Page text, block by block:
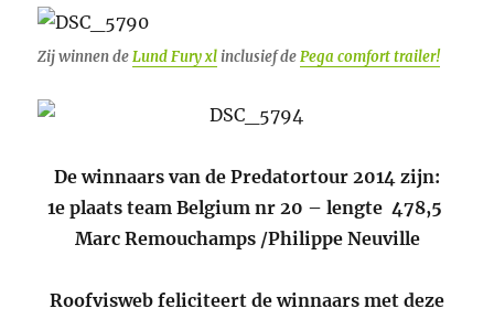
Zij winnen deLund Fury xl inclusief dePega comfort trailer!
De winnaars van de Predatortour 2014 zijn:
1e plaats team Belgium nr 20 – lengte 478,5
Marc Remouchamps /Philippe Neuville
Roofvisweb feliciteert de winnaars met deze